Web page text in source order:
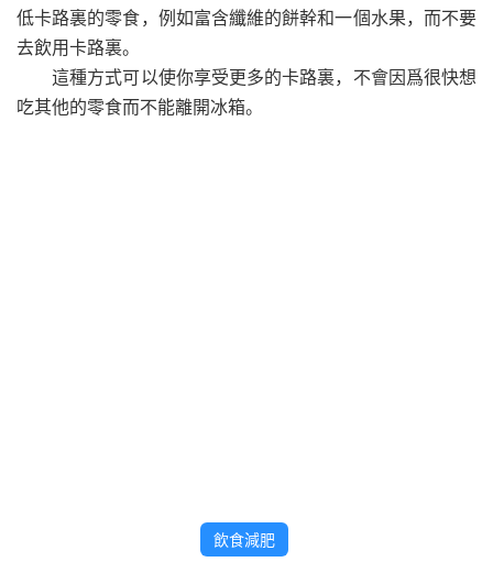
低卡路裏的零食，例如富含纖維的餅幹和一個水果，而不要
去飲用卡路裏。
這種方式可以使你享受更多的卡路裏，不會因爲很快想
吃其他的零食而不能離開冰箱。
飲食減肥